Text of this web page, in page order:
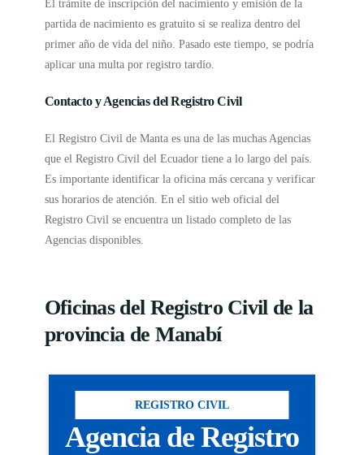
El trámite de inscripción del nacimiento y emisión de la
partida de nacimiento es gratuito si se realiza dentro del
primer año de vida del niño. Pasado este tiempo, se podría
aplicar una multa por registro tardío.
Contacto y Agencias del Registro Civil
El Registro Civil de Manta es una de las muchas Agencias
que el Registro Civil del Ecuador tiene a lo largo del país.
Es importante identificar la oficina más cercana y verificar
sus horarios de atención. En el sitio web oficial del
Registro Civil se encuentra un listado completo de las
Agencias disponibles.
Oficinas del Registro Civil de la
provincia de Manabí
REGISTRO CIVIL
Agencia de Registro